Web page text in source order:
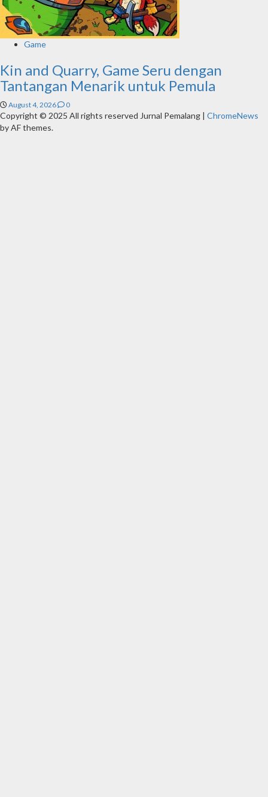
Game
Kin and Quarry, Game Seru dengan
Tantangan Menarik untuk Pemula
August 4, 2026 0
Copyright © 2025 All rights reserved Jurnal Pemalang | ChromeNews
by AF themes.